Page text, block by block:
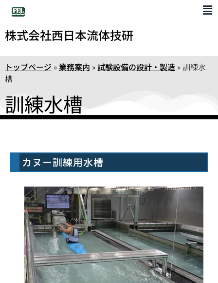
株式会社西日本流体技研
トップページ » 業務案内 »試験設備の設計・製造 »訓練水
槽
訓練水槽
カヌー訓練用水槽